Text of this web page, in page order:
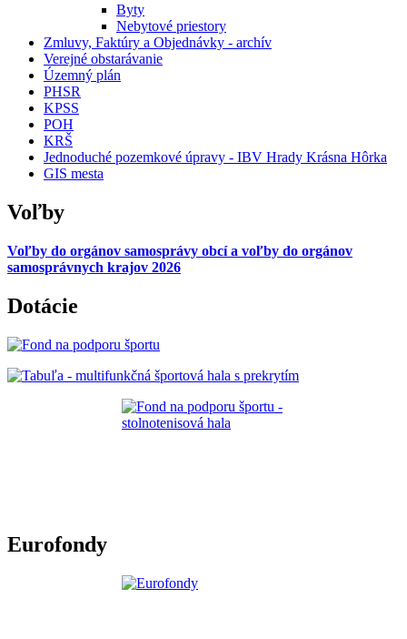
Byty
Nebytové priestory
Zmluvy, Faktúry a Objednávky - archív
Verejné obstarávanie
Územný plán
PHSR
KPSS
POH
KRŠ
Jednoduché pozemkové úpravy - IBV Hrady Krásna Hôrka
GIS mesta
Voľby
Voľby do orgánov samosprávy obcí a voľby do orgánov
samosprávnych krajov 2026
Dotácie
Eurofondy